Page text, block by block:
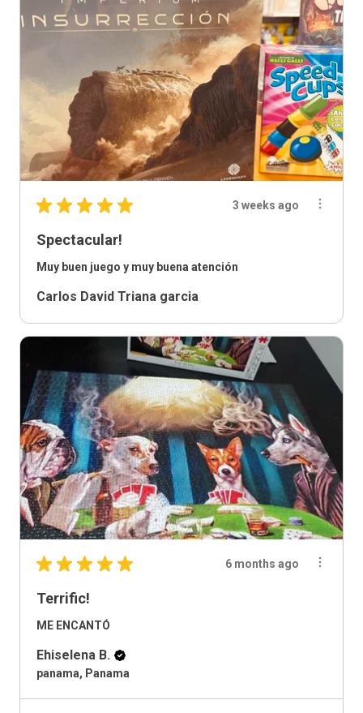
★ ★ ★ ★ ★ 3 weeks ago
Spectacular!
Muy buen juego y muy buena atención
Carlos David Triana garcia
★ ★ ★ ★ ★ 6 months ago
Terrific!
ME ENCANTÓ
Ehiselena B.
panama, Panama